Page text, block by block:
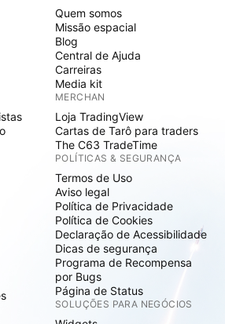
Quem somos
Missão espacial
Blog
Central de Ajuda
Carreiras
Media kit
MERCHAN
Loja TradingView
Cartas de Tarô para traders
The C63 TradeTime
POLÍTICAS & SEGURANÇA
Termos de Uso
Aviso legal
Política de Privacidade
Política de Cookies
Declaração de Acessibilidade
Dicas de segurança
Programa de Recompensa
por Bugs
Página de Status
SOLUÇÕES PARA NEGÓCIOS